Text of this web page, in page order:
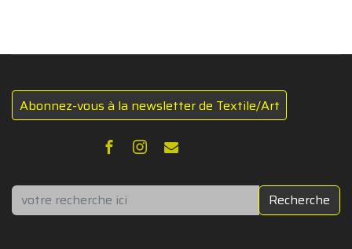
Abonnez-vous à la newsletter de Textile/Art
Rechercher Recherche